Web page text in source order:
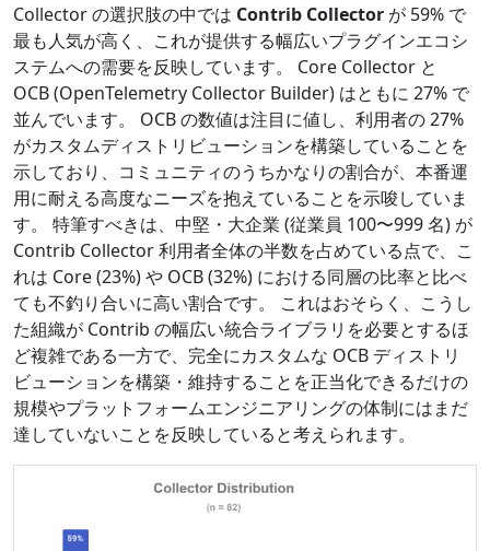
Collector の選択肢の中では Contrib Collector が 59% で
最も人気が高く、これが提供する幅広いプラグインエコシ
ステムへの需要を反映しています。 Core Collector と
OCB (OpenTelemetry Collector Builder) はともに 27% で
並んでいます。 OCB の数値は注目に値し、利用者の 27%
がカスタムディストリビューションを構築していることを
示しており、コミュニティのうちかなりの割合が、本番運
用に耐える高度なニーズを抱えていることを示唆していま
す。 特筆すべきは、中堅・大企業 (従業員 100〜999 名) が
Contrib Collector 利用者全体の半数を占めている点で、こ
れは Core (23%) や OCB (32%) における同層の比率と比べ
ても不釣り合いに高い割合です。 これはおそらく、こうし
た組織が Contrib の幅広い統合ライブラリを必要とするほ
ど複雑である一方で、完全にカスタムな OCB ディストリ
ビューションを構築・維持することを正当化できるだけの
規模やプラットフォームエンジニアリングの体制にはまだ
達していないことを反映していると考えられます。